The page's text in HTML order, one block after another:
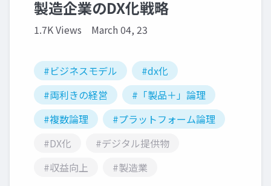
製造企業のDX化戦略
1.7K Views March 04, 23
#ビジネスモデル
#dx化
#両利きの経営
#「製品＋」論理
#複数論理
#プラットフォーム論理
#DX化
#デジタル提供物
#収益向上
#製造業